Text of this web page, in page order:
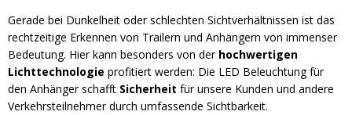
Gerade bei Dunkelheit oder schlechten Sichtverhältnissen ist das
rechtzeitige Erkennen von Trailern und Anhängern von immenser
Bedeutung. Hier kann besonders von der hochwertigen
Lichttechnologie profitiert werden: Die LED Beleuchtung für
den Anhänger schafft Sicherheit für unsere Kunden und andere
Verkehrsteilnehmer durch umfassende Sichtbarkeit.